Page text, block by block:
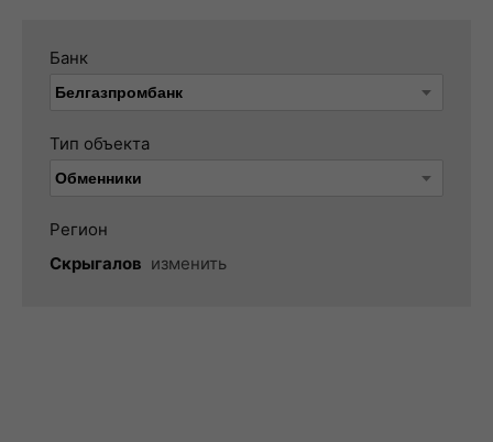
Банк
Тип объекта
Регион
Скрыгалов изменить